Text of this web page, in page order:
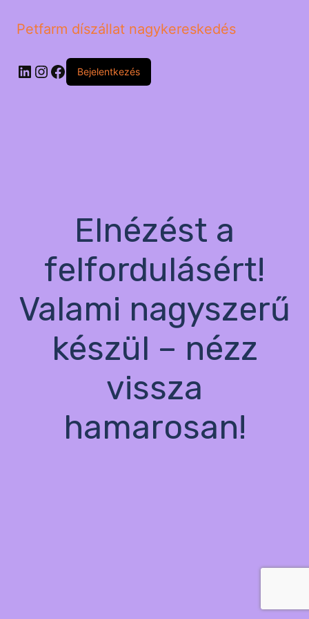
Petfarm díszállat nagykereskedés
LinkedIn
Instagram
Facebook
Bejelentkezés
Elnézést a
felfordulásért!
Valami nagyszerű
készül – nézz
vissza
hamarosan!